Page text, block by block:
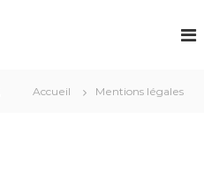
Accueil Mentions légales